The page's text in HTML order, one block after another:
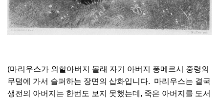
(마리우스가 외할아버지 몰래 자기 아버지 퐁메르시 중령의
무덤에 가서 슬퍼하는 장면의 삽화입니다. 마리우스는 결국
생전의 아버지는 한번도 보지 못했는데, 죽은 아버지를 도서